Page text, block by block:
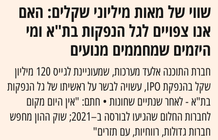
שווי של מאות מיליוני שקלים: האם
אנו צפויים לגל הנפקות בת"א ומי
היזמים שמחממים מנועים
חברת התוכנה אלעד מערכות, שמעוניינת לגייס 120 מיליון
שקל בהנפקת IPO, עשויה לבשר על ראשיתו של גל הנפקות
בת"א - לאחר שנתיים שחונות • חתם: "אין היום מקום
לחברות החלום שהגיעו לבורסה ב–2021; שוק ההון מחפש
חברות גדולות, רווחיות, עם תזרים"